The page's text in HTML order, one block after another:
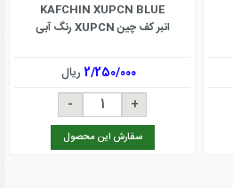
KAFCHIN XUPCN BLUE
انبر کف چین XUPCN رنگ آبی
2/250/000ریال
سفارش این محصول